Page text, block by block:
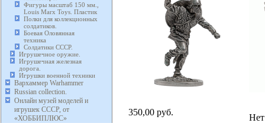
Фигуры масштаб 150 мм.,
Louis Marx Toys. Пластик
Полки для коллекционных
солдатиков.
Боевая Оловянная
техника
Солдатики СССР.
Игрушечное оружие.
Игрушечная железная
дорога.
Игрушки военной техники
Вархаммер Warhammer
Russian collection.
Онлайн музей моделей и
игрушек СССР, от
«ХОББИПЛЮС»
350,00 руб.